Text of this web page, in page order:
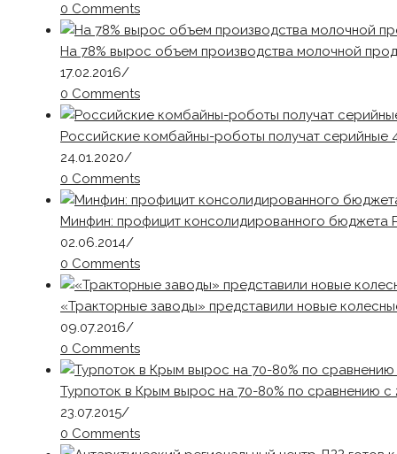
0 Comments
На 78% вырос объем производства молочной
17.02.2016/
0 Comments
Российские комбайны-роботы получат серийные
24.01.2020/
0 Comments
Минфин: профицит консолидированного бюджета
02.06.2014/
0 Comments
«Тракторные заводы» представили новые
09.07.2016/
0 Comments
Турпоток в Крым вырос на 70-80% по сравнению с
23.07.2015/
0 Comments